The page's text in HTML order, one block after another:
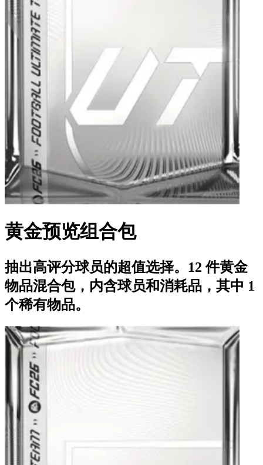
黄金预览组合包
抽出高评分球员的超值选择。12 件黄金
物品混合包，内含球员和消耗品，其中 1
个稀有物品。